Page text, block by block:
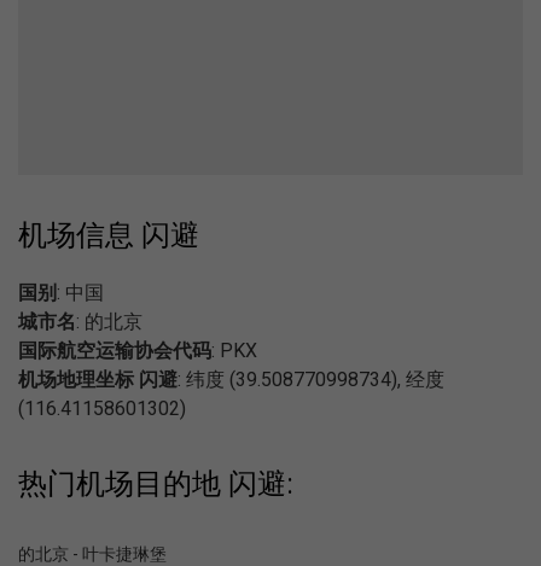
机场信息 闪避
国别 : 中国
城市名: 的北京
国际航空运输协会代码: PKX
机场地理坐标 闪避: 纬度 (39.508770998734), 经度
(116.41158601302)
热门机场目的地 闪避:
的北京 - 叶卡捷琳堡